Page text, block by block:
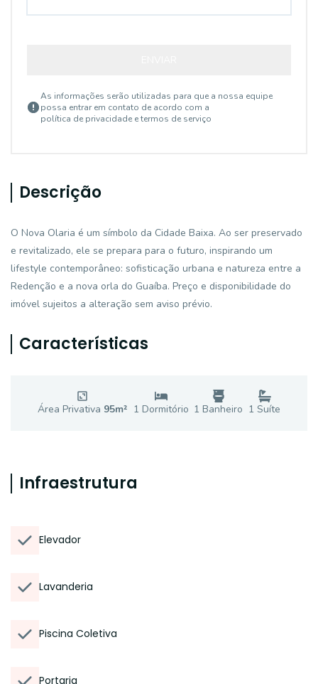
As informações serão utilizadas para que a nossa equipe
possa entrar em contato de acordo com a
política de privacidade e termos de serviço
Descrição
O Nova Olaria é um símbolo da Cidade Baixa. Ao ser preservado
e revitalizado, ele se prepara para o futuro, inspirando um
lifestyle contemporâneo: sofisticação urbana e natureza entre a
Redenção e a nova orla do Guaíba. Preço e disponibilidade do
imóvel sujeitos a alteração sem aviso prévio.
Características
Área Privativa 95m² 1 Dormitório 1 Banheiro 1 Suíte
Infraestrutura
Elevador
Lavanderia
Piscina Coletiva
Portaria